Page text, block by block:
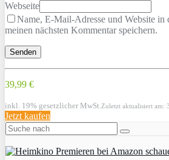
Webseite
Name, E-Mail-Adresse und Website in
meinen nächsten Kommentar speichern.
39,99 €
inkl. 19% gesetzlicher MwSt.Zuletzt aktualisiert am:
Jetzt kaufen